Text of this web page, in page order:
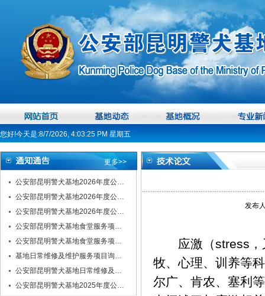
您好!今天是:8/7/2026, 4:03:26 PM 星期五
更多>>
公安部昆明警犬基地2026年度公…
公安部昆明警犬基地2026年度公…
公安部昆明警犬基地2026年度公…
公安部昆明警犬基地食堂服务项…
公安部昆明警犬基地食堂服务项…
基地日常维修及维护服务项目询…
公安部昆明警犬基地日常维修及…
公安部昆明警犬基地2025年度公…
发布
应激（stress，又
牧、心理、训养等
尔广、肯农、塞利